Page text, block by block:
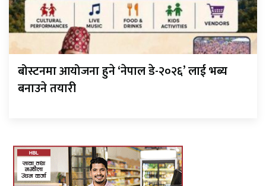
बोस्टनमा आयोजना हुने ‘नेपाल डे-२०२६’ लाई भब्य
बनाउने तयारी